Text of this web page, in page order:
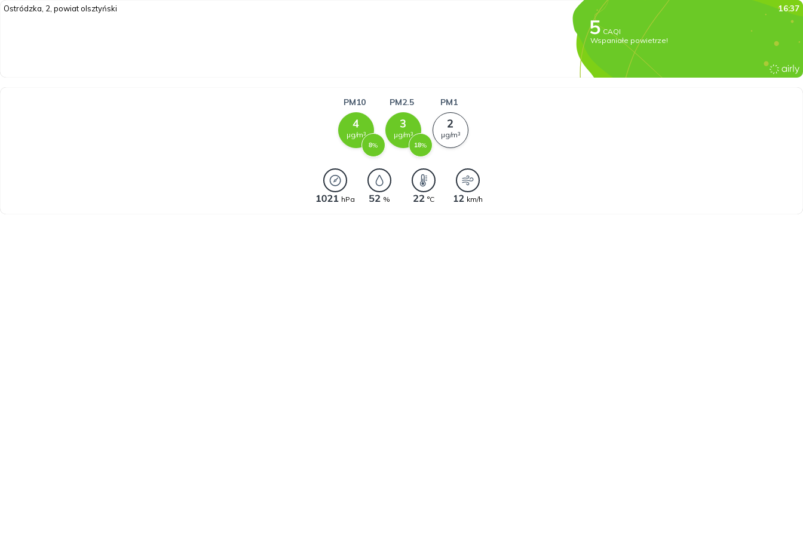
Ostródzka, 2, powiat olsztyński 16:37
CAQI
Wspaniałe powietrze!
PM10
µg/m³
%
PM2.5
µg/m³
%
PM1
µg/m³
hPa % °C km/h